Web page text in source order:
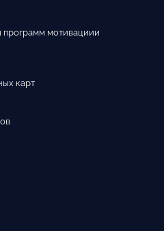
программ мотивациии
карт